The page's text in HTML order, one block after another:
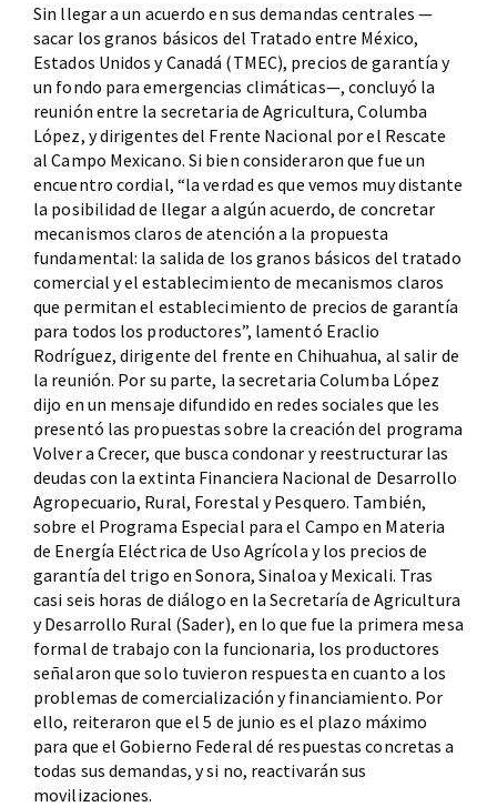
Sin llegar a un acuerdo en sus demandas centrales —
sacar los granos básicos del Tratado entre México,
Estados Unidos y Canadá (TMEC), precios de garantía y
un fondo para emergencias climáticas—, concluyó la
reunión entre la secretaria de Agricultura, Columba
López, y dirigentes del Frente Nacional por el Rescate
al Campo Mexicano. Si bien consideraron que fue un
encuentro cordial, “la verdad es que vemos muy distante
la posibilidad de llegar a algún acuerdo, de concretar
mecanismos claros de atención a la propuesta
fundamental: la salida de los granos básicos del tratado
comercial y el establecimiento de mecanismos claros
que permitan el establecimiento de precios de garantía
para todos los productores”, lamentó Eraclio
Rodríguez, dirigente del frente en Chihuahua, al salir de
la reunión. Por su parte, la secretaria Columba López
dijo en un mensaje difundido en redes sociales que les
presentó las propuestas sobre la creación del programa
Volver a Crecer, que busca condonar y reestructurar las
deudas con la extinta Financiera Nacional de Desarrollo
Agropecuario, Rural, Forestal y Pesquero. También,
sobre el Programa Especial para el Campo en Materia
de Energía Eléctrica de Uso Agrícola y los precios de
garantía del trigo en Sonora, Sinaloa y Mexicali. Tras
casi seis horas de diálogo en la Secretaría de Agricultura
y Desarrollo Rural (Sader), en lo que fue la primera mesa
formal de trabajo con la funcionaria, los productores
señalaron que solo tuvieron respuesta en cuanto a los
problemas de comercialización y financiamiento. Por
ello, reiteraron que el 5 de junio es el plazo máximo
para que el Gobierno Federal dé respuestas concretas a
todas sus demandas, y si no, reactivarán sus
movilizaciones.